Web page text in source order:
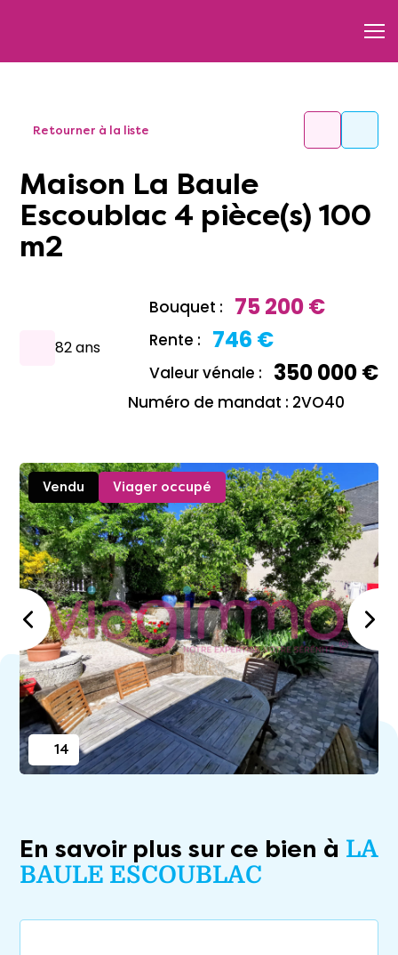
Retourner à la liste
Maison La Baule
Escoublac 4 pièce(s) 100
m2
82 ans
Bouquet : 75 200 €
Rente : 746 €
Valeur vénale : 350 000 €
Numéro de mandat : 2VO40
Vendu Viager occupé
14
En savoir plus sur ce bien à LA
BAULE ESCOUBLAC